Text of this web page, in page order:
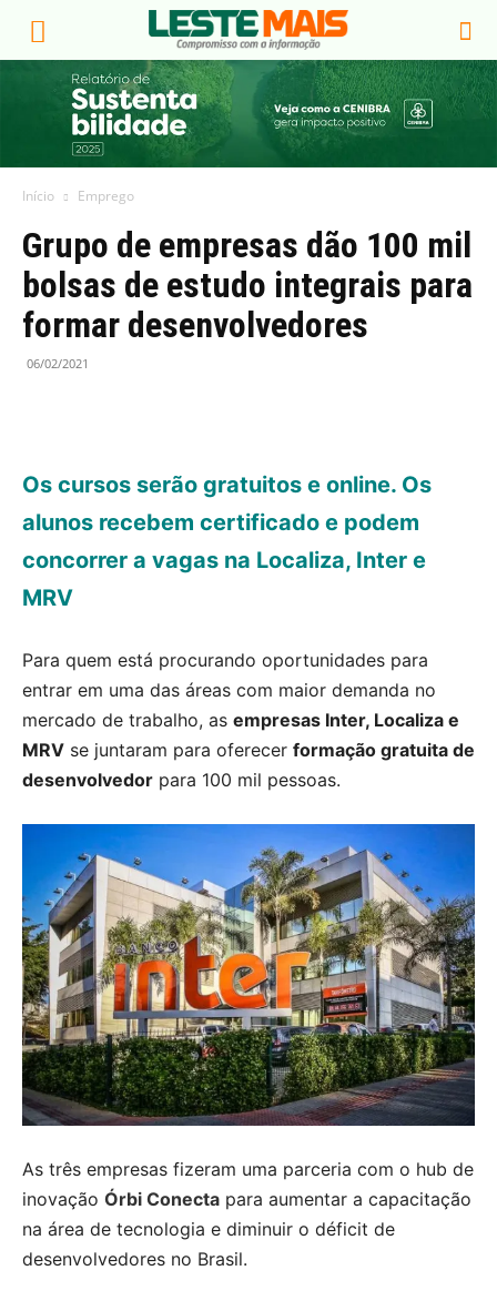
Início Emprego
Grupo de empresas dão 100 mil
bolsas de estudo integrais para
formar desenvolvedores
06/02/2021
Os cursos serão gratuitos e online. Os
alunos recebem certificado e podem
concorrer a vagas na Localiza, Inter e
MRV
Para quem está procurando oportunidades para
entrar em uma das áreas com maior demanda no
mercado de trabalho, as empresas Inter, Localiza e
MRV se juntaram para oferecer formação gratuita de
desenvolvedor para 100 mil pessoas.
As três empresas fizeram uma parceria com o hub de
inovação Órbi Conecta para aumentar a capacitação
na área de tecnologia e diminuir o déficit de
desenvolvedores no Brasil.